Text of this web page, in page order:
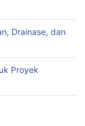
Drainase, dan
Proyek